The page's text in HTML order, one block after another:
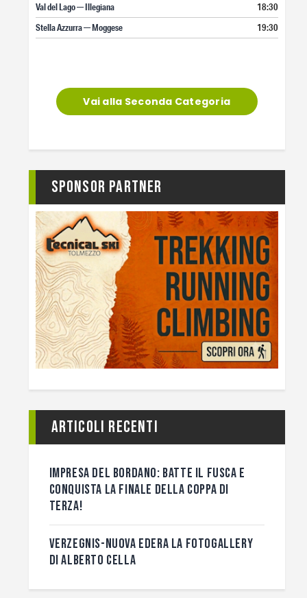
Val del Lago — Illegiana
18:30
Stella Azzurra — Moggese
19:30
Vai alla Seconda Categoria
Sponsor Partner
Articoli recenti
IMPRESA DEL BORDANO: BATTE IL FUSCA E
CONQUISTA LA FINALE DELLA COPPA DI
TERZA!
VERZEGNIS-NUOVA EDERA LA FOTOGALLERY
DI ALBERTO CELLA